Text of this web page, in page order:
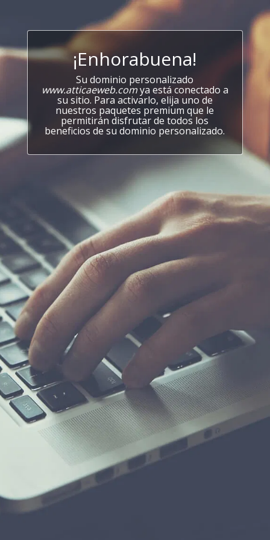
¡Enhorabuena!
Su dominio personalizado
www.atticaeweb.comya está conectado a
su sitio. Para activarlo, elija uno de
nuestros paquetes premium que le
permitirán disfrutar de todos los
beneficios de su dominio personalizado.